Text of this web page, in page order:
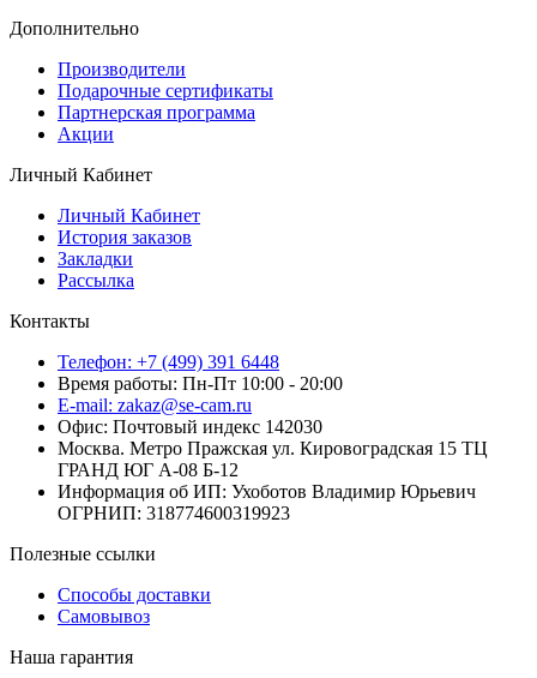
Дополнительно
Производители
Подарочные сертификаты
Партнерская программа
Акции
Личный Кабинет
Личный Кабинет
История заказов
Закладки
Рассылка
Контакты
Телефон: +7 (499) 391 6448
Время работы: Пн-Пт 10:00 - 20:00
E-mail: zakaz@se-cam.ru
Офис: Почтовый индекс 142030
Москва. Метро Пражская ул. Кировоградская 15 ТЦ
ГРАНД ЮГ А-08 Б-12
Информация об ИП: Ухоботов Владимир Юрьевич
ОГРНИП: 318774600319923
Полезные ссылки
Способы доставки
Самовывоз
Наша гарантия